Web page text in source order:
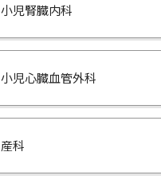
小児腎臓内科
小児心臓血管外科
産科